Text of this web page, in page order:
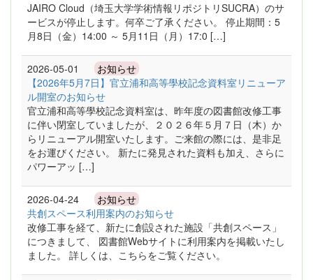
JAIRO Cloud（埼玉大学学術情報リポジトリSUCRA）のサ
ービスが停止します。何卒ご了承ください。 停止期間：5
月8日（金）14:00 ～ 5月11日（月）17:0 […]
2026-05-01 お知らせ
【2026年5月7日】官立浦和高等學校記念資料室リニューア
ル開室のお知らせ
官立浦和高等學校記念資料室は、昨年度の図書館改修工事
に伴い閉室していましたが、２０２６年５月７日（木）か
らリニューアル開室いたします。ご来館の際には、是非足
をお運びください。 新たに発見された資料も加え、さらに
パワーアッ […]
2026-04-24 お知らせ
共創スペース利用案内のお知らせ
改修工事を経て、新たに創設された施設「共創スペース」
につきまして、 図書館Webサイトに利用案内を掲載いたし
ました。 詳しくは、こちらをご覧ください。